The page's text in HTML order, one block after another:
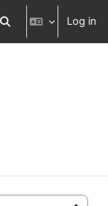
Toggle search input
Log in